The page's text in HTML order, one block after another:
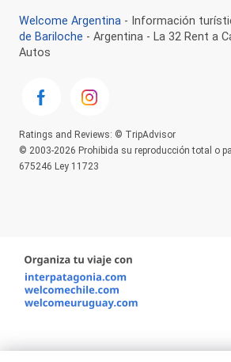
Welcome Argentina - Información
de Bariloche - Argentina - La 32 Rent a
Autos
Ratings and Reviews: © TripAdvisor
© 2003-2026 Prohibida su reproducción total o
675246 Ley 11723